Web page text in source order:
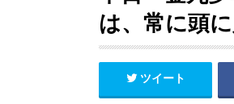
は、常に頭
ツイート